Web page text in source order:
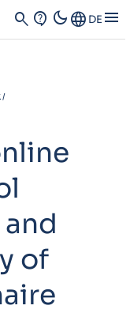
search contact_support dark_modeLanguage DE menu
of